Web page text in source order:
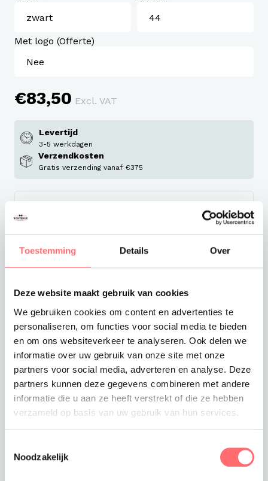
Toestemming Details Over
Deze website maakt gebruik van cookies
We gebruiken cookies om content en advertenties te
personaliseren, om functies voor social media te bieden
en om ons websiteverkeer te analyseren. Ook delen we
informatie over uw gebruik van onze site met onze
partners voor social media, adverteren en analyse. Deze
partners kunnen deze gegevens combineren met andere
informatie die u aan ze heeft verstrekt of die ze hebben
verzameld op basis van uw gebruik van hun services.
Noodzakelijk
Met logo (Offerte)
€83,50 Excl. VAT
Levertijd
3-5 werkdagen
Verzendkosten
Gratis verzending vanaf €375
Offerte of sample aanvragen
Wil je een offerte of sample aanvragen.
Stop dit product dan in je winkelmandje en
vraag een offerte of sample aan.